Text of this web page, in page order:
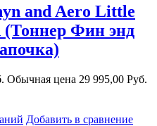
and Aero Little
(Тоннер Фин энд
Обычная цена 29 995,00 Руб.
Добавить в сравнение